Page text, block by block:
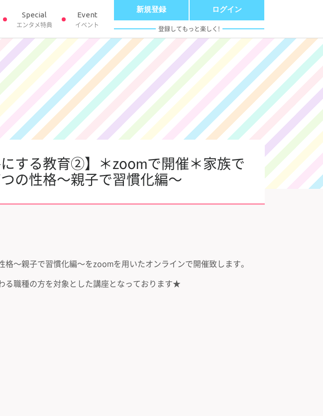
Special
エンタメ特典
Event
イベント
新規登録 ログイン
登録してもっと楽しく!
する教育②】＊zoomで開催＊家族で
の性格～親子で習慣化編～
～親子で習慣化編～をzoomを用いたオンラインで開催致します。
る職種の方を対象とした講座となっております★